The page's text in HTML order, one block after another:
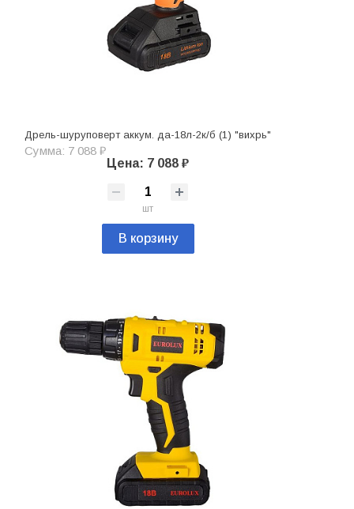
Дрель-шуруповерт аккум. да-18л-2к/б (1) "вихрь"
Сумма: 7 088 ₽
Цена: 7 088 ₽
шт
В корзину